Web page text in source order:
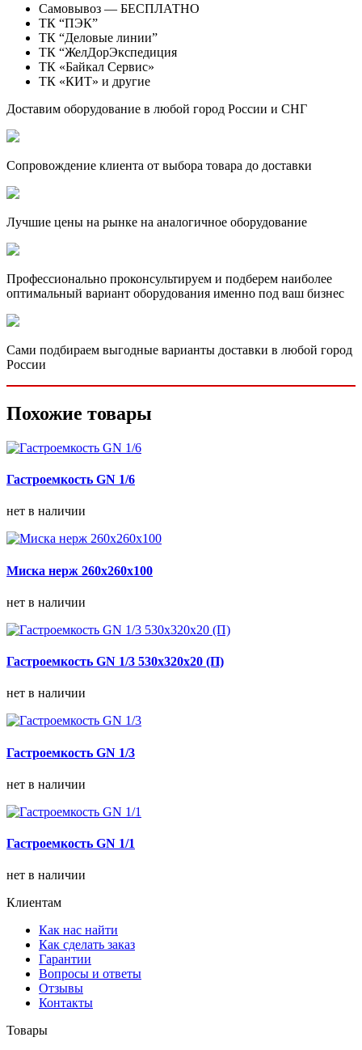
Самовывоз — БЕСПЛАТНО
ТК “ПЭК”
ТК “Деловые линии”
ТК “ЖелДорЭкспедиция
ТК «Байкал Сервис»
ТК «КИТ» и другие
Доставим оборудование в любой город России и СНГ
Сопровождение клиента от выбора товара до доставки
Лучшие цены на рынке на аналогичное оборудование
Профессионально проконсультируем и подберем наиболее
оптимальный вариант оборудования именно под ваш бизнес
Сами подбираем выгодные варианты доставки в любой город
России
Похожие товары
Гастроемкость GN 1/6
нет в наличии
Миска нерж 260х260х100
нет в наличии
Гастроемкость GN 1/3 530х320х20 (П)
нет в наличии
Гастроемкость GN 1/3
нет в наличии
Гастроемкость GN 1/1
нет в наличии
Клиентам
Как нас найти
Как сделать заказ
Гарантии
Вопросы и ответы
Отзывы
Контакты
Товары